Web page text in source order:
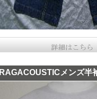
RAGACOUSTICメンズ半